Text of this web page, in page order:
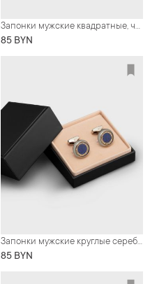
Запонки мужские квадратные, черно-серебристый узор
85 BYN
Запонки мужские круглые серебристые, сине-золотой дизайн
85 BYN